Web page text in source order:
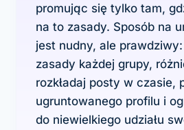
promując się tylko tam,
na to zasady. Sposób na
jest nudny, ale
zasady każdej grupy,
rozkładaj posty w czasie,
ugruntowanego profilu i
do niewielkiego udziału